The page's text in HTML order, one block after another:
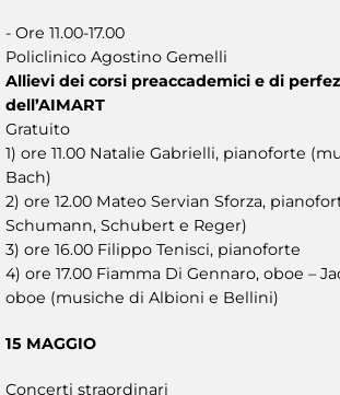
- Ore 11.00-17.00
Policlinico Agostino Gemelli
Allievi dei corsi preaccademici e di
dell’AIMART
Gratuito
1) ore 11.00 Natalie Gabrielli, pianoforte
Bach)
2) ore 12.00 Mateo Servian Sforza,
Schumann, Schubert e Reger)
3) ore 16.00 Filippo Tenisci, pianoforte
4) ore 17.00 Fiamma Di Gennaro, oboe –
oboe (musiche di Albioni e Bellini)
15 MAGGIO
Concerti straordinari